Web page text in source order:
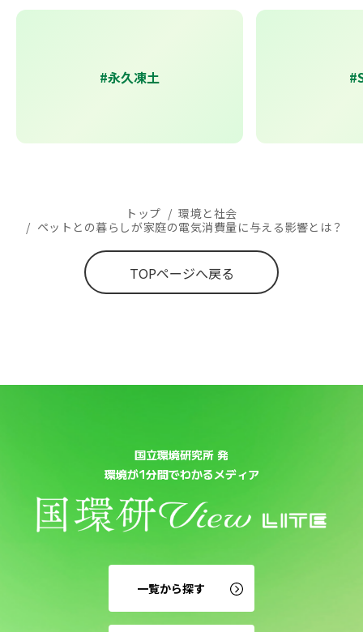
#永久凍土
トップ / 環境と社会
/ ペットとの暮らしが家庭の電気消費量に与える影響とは？
TOPページへ戻る
国立環境研究所 発
環境が1分間でわかるメディア
一覧から探す